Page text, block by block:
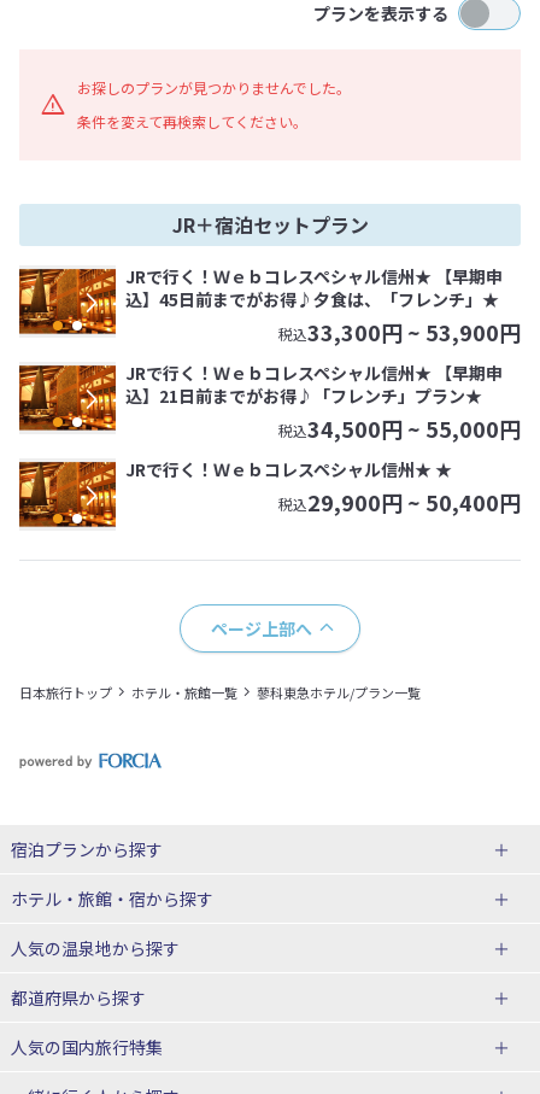
プランを表示する
お探しのプランが見つかりませんでした。
条件を変えて再検索してください。
JR＋宿泊セットプラン
JRで行く！Ｗｅｂコレスペシャル信州★ 【早期申
込】45日前までがお得♪夕食は、「フレンチ」★
税込33,300円 ~ 53,900円
JRで行く！Ｗｅｂコレスペシャル信州★ 【早期申
込】21日前までがお得♪「フレンチ」プラン★
税込34,500円 ~ 55,000円
JRで行く！Ｗｅｂコレスペシャル信州★ ★
税込29,900円 ~ 50,400円
ページ上部へ
日本旅行トップ ホテル・旅館一覧 蓼科東急ホテル/プラン一覧
宿泊プランから探す
北海道
東北
青森県
宮城県
ホテル・旅館・宿から探す
北海道ホテル・旅館
青森県ホテル・旅館
人気の温泉地から探す
北海道
湯の川温泉(北海道)
都道府県から探す
人気の国内旅行特集